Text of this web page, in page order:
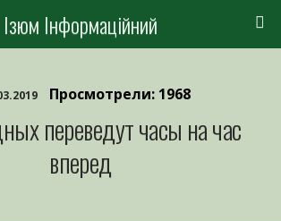
Ізюм Інформаційний
Просмотрели: 1968
переведут часы на час
вперед